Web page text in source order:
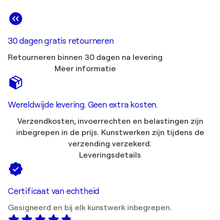
30 dagen gratis retourneren
Retourneren binnen 30 dagen na levering
Meer informatie
Wereldwijde levering. Geen extra kosten.
Verzendkosten, invoerrechten en belastingen zijn
inbegrepen in de prijs. Kunstwerken zijn tijdens de
verzending verzekerd.
Leveringsdetails
Certificaat van echtheid
Gesigneerd en bij elk kunstwerk inbegrepen.